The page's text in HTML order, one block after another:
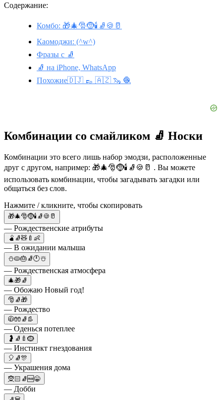
Содержание:
Комбо: 🎁🎄🎅🤶🕯🧦🍪🥛
Каомоджи: (^w^)
Фразы с 🧦
🧦 на iPhone, WhatsApp
Похожие🇩🇯 👞 🇦🇿 🦦 🧶
Комбинации со смайликом 🧦 Носки
Комбинации это всего лишь набор эмодзи, расположенные
друг с другом, например: 🎁🎄🎅🤶🕯🧦🍪🥛 . Вы можете
использовать комбинации, чтобы загадывать загадки или
общаться без слов.
Нажмите / кликните, чтобы скопировать
🎁🎄🎅🤶🕯🧦🍪🥛
— Рождественские атрибуты
🫄🧦🧸🍼👶
— В ожидании малыша
⛄🥧🎂🧦🕛☃️
— Рождественская атмосфера
🎄🎁🧦
— Обожаю Новый год!
🎅🧦🎁
— Рождество
🧥🧤🧦👢
— Оденься потеплее
🤰🧦🍼🪹
— Инстинкт гнездования
🎈🧦🎊
— Украшения дома
🧝🏻🧦🆓😁
— Добби